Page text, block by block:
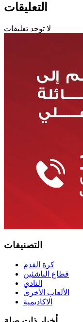
التعليقات
لا توجد تعليقات
التصنيفات
كرة القدم
قطاع الناشئين
النادي
الألعاب الأخرى
الاكاديمية